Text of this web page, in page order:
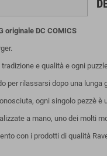
originale DC COMICS
e qualità e ogni
per rilassarsi dopo una
ogni singolo pezzè
a mano, uno dei molti
con i prodotti di qualità